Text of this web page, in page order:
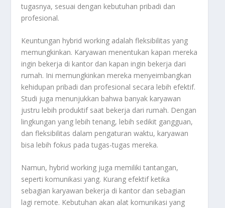
tugasnya, sesuai dengan kebutuhan pribadi dan
profesional.
Keuntungan hybrid working adalah fleksibilitas yang
memungkinkan. Karyawan menentukan kapan mereka
ingin bekerja di kantor dan kapan ingin bekerja dari
rumah. Ini memungkinkan mereka menyeimbangkan
kehidupan pribadi dan profesional secara lebih efektif.
Studi juga menunjukkan bahwa banyak karyawan
justru lebih produktif saat bekerja dari rumah. Dengan
lingkungan yang lebih tenang, lebih sedikit gangguan,
dan fleksibilitas dalam pengaturan waktu, karyawan
bisa lebih fokus pada tugas-tugas mereka.
Namun, hybrid working juga memiliki tantangan,
seperti komunikasi yang. Kurang efektif ketika
sebagian karyawan bekerja di kantor dan sebagian
lagi remote. Kebutuhan akan alat komunikasi yang